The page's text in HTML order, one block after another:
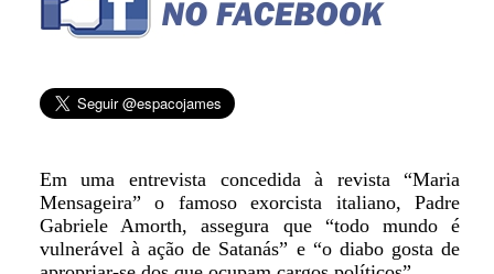
Em uma entrevista concedida à revista “Maria
Mensageira” o famoso exorcista italiano, Padre
Gabriele Amorth, assegura que “todo mundo é
vulnerável à ação de Satanás” e “o diabo gosta de